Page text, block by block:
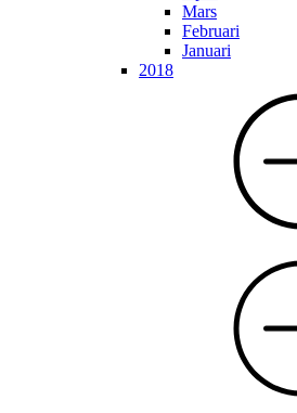
Mars
Februari
Januari
2018